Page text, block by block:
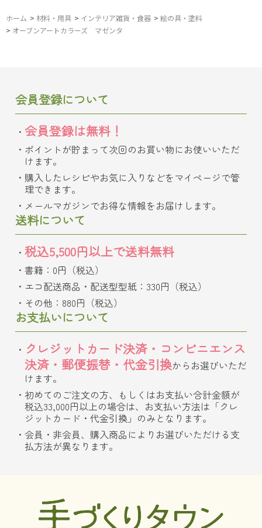
ホーム > 材料・用具 > インテリア雑貨・食器 > 絵の具・塗料
> オーブンアートカラーズ マゼンタ
会員登録について
会員登録は無料！
ポイントが貯まって次回のお買い物にお使いいただ
けます。
購入したレシピやお気に入りなどをマイページで管
理できます。
メールマガジンでお得な情報をお届けします。
送料について
税込5,500円以上で送料無料
書籍：0円（税込）
エコ配送商品・配送型型紙：330円（税込）
その他：880円（税込）
お支払いについて
クレジットカード決済・コンビニエンス
決済・郵便振替・代金引換からお選びいただ
けます。
初めてのご注文の方、もしくはお支払い合計金額が
税込33,000円以上の場合は、お支払い方法は「クレ
ジットカード・代金引換」のみとなります。
会員・非会員、購入商品によりお選びいただける支
払方法が異なります。